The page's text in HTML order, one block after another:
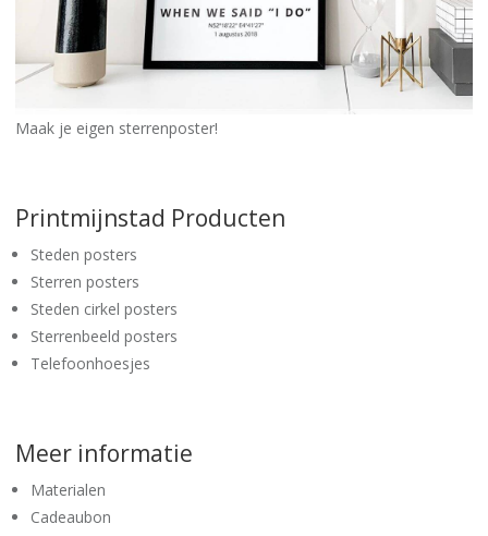
Maak je eigen sterrenposter!
Printmijnstad Producten
Steden posters
Sterren posters
Steden cirkel posters
Sterrenbeeld posters
Telefoonhoesjes
Meer informatie
Materialen
Cadeaubon